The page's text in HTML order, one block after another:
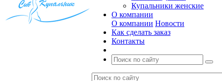
Купальники женские
О компании
О компании Новости
Как сделать заказ
Контакты